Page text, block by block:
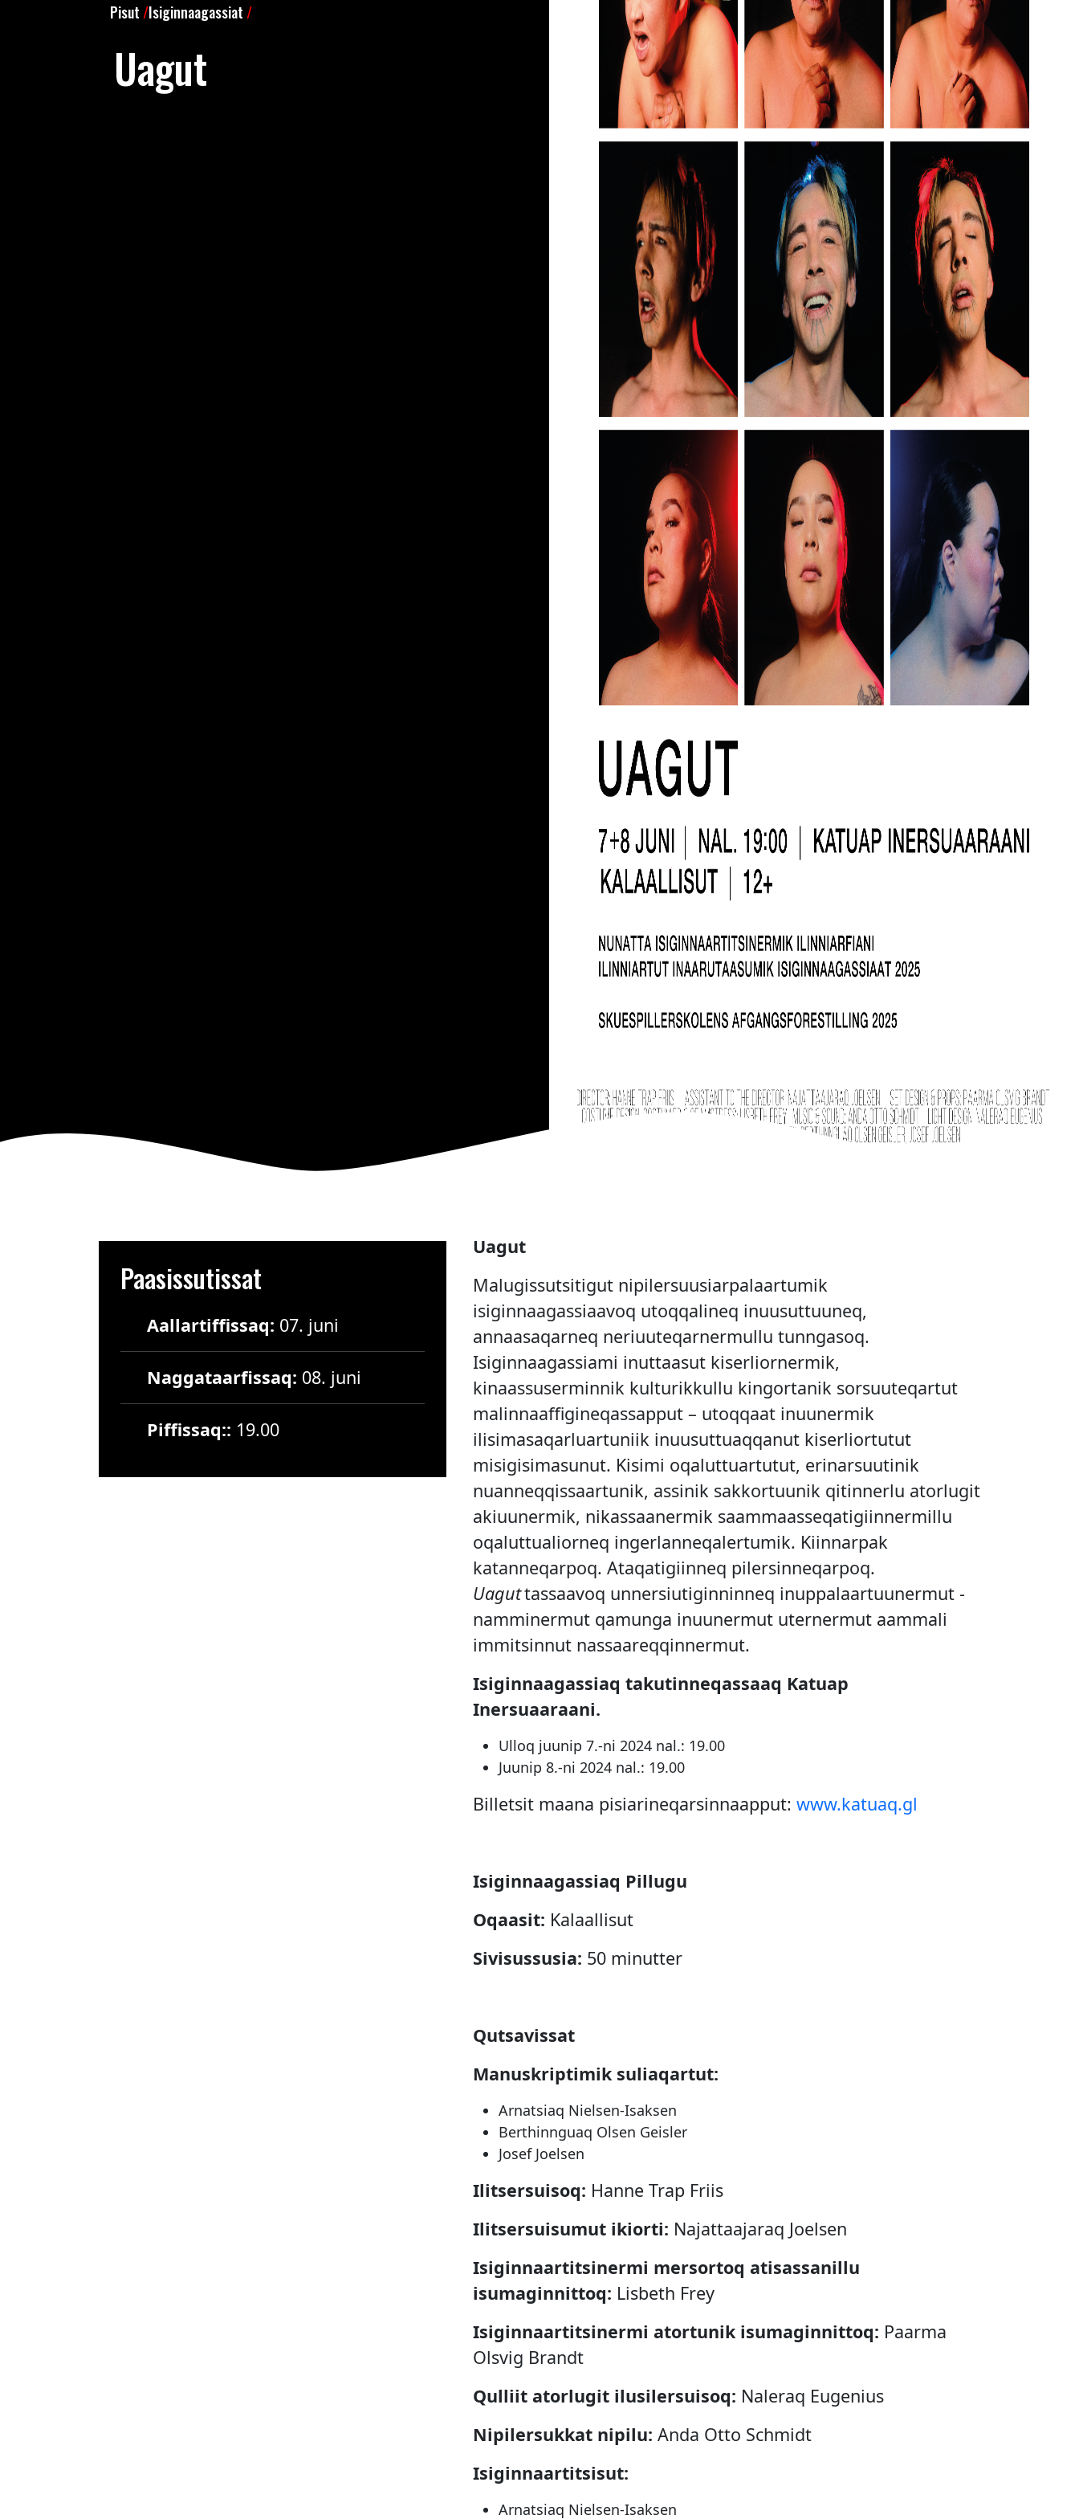
Pisut /Isiginnaagassiat /
Uagut
Paasissutissat
Aallartiffissaq: 07. juni
Naggataarfissaq: 08. juni
Piffissaq:: 19.00
Uagut
Malugissutsitigut nipilersuusiarpalaartumik
isiginnaagassiaavoq utoqqalineq inuusuttuuneq,
annaasaqarneq neriuuteqarnermullu tunngasoq.
Isiginnaagassiami inuttaasut kiserliornermik,
kinaassuserminnik kulturikkullu kingortanik sorsuuteqartut
malinnaaffigineqassapput – utoqqaat inuunermik
ilisimasaqarluartuniik inuusuttuaqqanut kiserliortutut
misigisimasunut. Kisimi oqaluttuartutut, erinarsuutinik
nuanneqqissaartunik, assinik sakkortuunik qitinnerlu atorlugit
akiuunermik, nikassaanermik saammaasseqatigiinnermillu
oqaluttualiorneq ingerlanneqalertumik. Kiinnarpak
katanneqarpoq. Ataqatigiinneq pilersinneqarpoq.
Uaguttassaavoq unnersiutiginninneq inuppalaartuunermut -
namminermut qamunga inuunermut uternermut aammali
immitsinnut nassaareqqinnermut.
Isiginnaagassiaq takutinneqassaaq Katuap
Inersuaaraani.
Ulloq juunip 7.-ni 2024 nal.: 19.00
Juunip 8.-ni 2024 nal.: 19.00
Billetsit maana pisiarineqarsinnaapput: www.katuaq.gl
Isiginnaagassiaq Pillugu
Oqaasit: Kalaallisut
Sivisussusia: 50 minutter
Qutsavissat
Manuskriptimik suliaqartut:
Arnatsiaq Nielsen-Isaksen
Berthinnguaq Olsen Geisler
Josef Joelsen
Ilitsersuisoq: Hanne Trap Friis
Ilitsersuisumut ikiorti: Najattaajaraq Joelsen
Isiginnaartitsinermi mersortoq atisassanillu
isumaginnittoq: Lisbeth Frey
Isiginnaartitsinermi atortunik isumaginnittoq: Paarma
Olsvig Brandt
Qulliit atorlugit ilusilersuisoq: Naleraq Eugenius
Nipilersukkat nipilu: Anda Otto Schmidt
Isiginnaartitsisut:
Arnatsiaq Nielsen-Isaksen